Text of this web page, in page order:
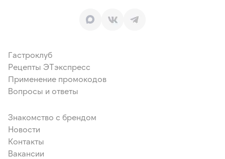
Гастроклуб
Рецепты ЭТэкспресс
Применение промокодов
Вопросы и ответы
Знакомство с брендом
Новости
Контакты
Вакансии